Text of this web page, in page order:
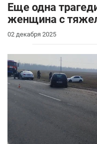
Еще одна
женщина с
02 декабря 2025